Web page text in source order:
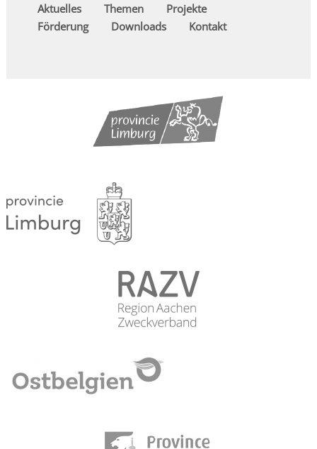
Aktuelles
Themen
Projekte
Förderung
Downloads Kontakt